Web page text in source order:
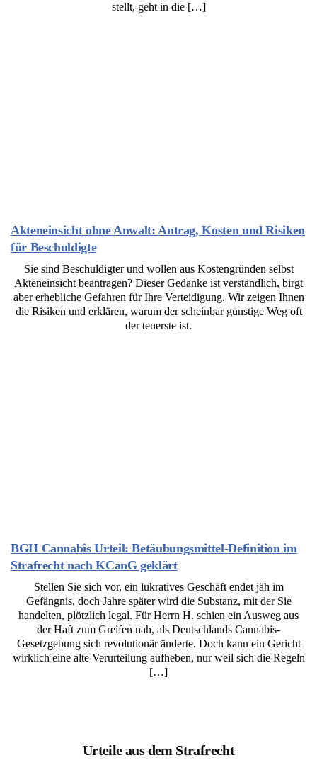
stellt, geht in die […]
Akteneinsicht ohne Anwalt: Antrag, Kosten und Risiken
für Beschuldigte
Sie sind Beschuldigter und wollen aus Kostengründen selbst
Akteneinsicht beantragen? Dieser Gedanke ist verständlich, birgt
aber erhebliche Gefahren für Ihre Verteidigung. Wir zeigen Ihnen
die Risiken und erklären, warum der scheinbar günstige Weg oft
der teuerste ist.
BGH Cannabis Urteil: Betäubungsmittel-Definition im
Strafrecht nach KCanG geklärt
Stellen Sie sich vor, ein lukratives Geschäft endet jäh im
Gefängnis, doch Jahre später wird die Substanz, mit der Sie
handelten, plötzlich legal. Für Herrn H. schien ein Ausweg aus
der Haft zum Greifen nah, als Deutschlands Cannabis-
Gesetzgebung sich revolutionär änderte. Doch kann ein Gericht
wirklich eine alte Verurteilung aufheben, nur weil sich die Regeln
[…]
Urteile aus dem Strafrecht